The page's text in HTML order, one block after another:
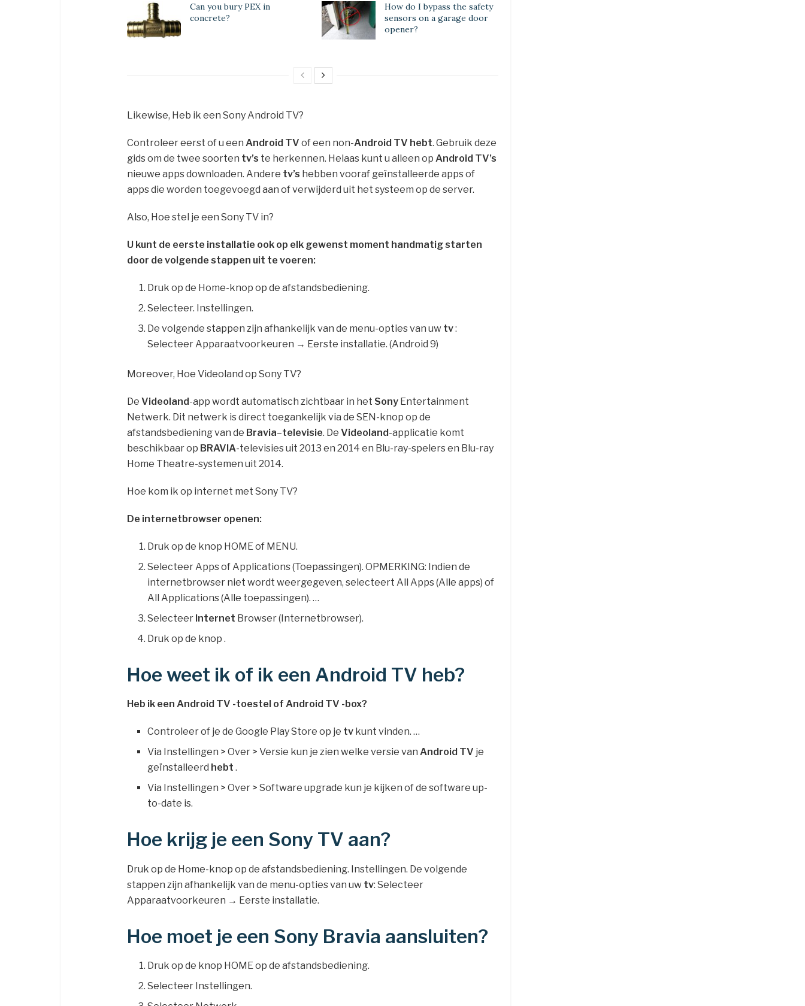
Can you bury PEX in
concrete?
How do I bypass the safety
sensors on a garage door
opener?
Likewise, Heb ik een Sony Android TV?
Controleer eerst of u een Android TV of een non-Android TV hebt. Gebruik deze
gids om de twee soorten tv’s te herkennen. Helaas kunt u alleen op Android TV’s
nieuwe apps downloaden. Andere tv’s hebben vooraf geïnstalleerde apps of
apps die worden toegevoegd aan of verwijderd uit het systeem op de server.
Also, Hoe stel je een Sony TV in?
U kunt de eerste installatie ook op elk gewenst moment handmatig starten
door de volgende stappen uit te voeren:
Druk op de Home-knop op de afstandsbediening.
Selecteer. Instellingen.
De volgende stappen zijn afhankelijk van de menu-opties van uw tv:
Selecteer Apparaatvoorkeuren → Eerste installatie. (Android 9)
Moreover, Hoe Videoland op Sony TV?
De Videoland-app wordt automatisch zichtbaar in het Sony Entertainment
Netwerk. Dit netwerk is direct toegankelijk via de SEN-knop op de
afstandsbediening van de Bravia–televisie. De Videoland-applicatie komt
beschikbaar op BRAVIA-televisies uit 2013 en 2014 en Blu-ray-spelers en Blu-ray
Home Theatre-systemen uit 2014.
Hoe kom ik op internet met Sony TV?
De internetbrowser openen:
Druk op de knop HOME of MENU.
Selecteer Apps of Applications (Toepassingen). OPMERKING: Indien de
internetbrowser niet wordt weergegeven, selecteert All Apps (Alle apps) of
All Applications (Alle toepassingen). …
Selecteer Internet Browser (Internetbrowser).
Druk op de knop .
Hoe weet ik of ik een Android TV heb?
Heb ik een Android TV -toestel of Android TV -box?
Controleer of je de Google Play Store op je tv kunt vinden. …
Via Instellingen > Over > Versie kun je zien welke versie vanAndroid TV je
geïnstalleerd hebt.
Via Instellingen > Over > Software upgrade kun je kijken of de software up-
to-date is.
Hoe krijg je een Sony TV aan?
Druk op de Home-knop op de afstandsbediening. Instellingen. De volgende
stappen zijn afhankelijk van de menu-opties van uw tv: Selecteer
Apparaatvoorkeuren → Eerste installatie.
Hoe moet je een Sony Bravia aansluiten?
Druk op de knop HOME op de afstandsbediening.
Selecteer Instellingen.